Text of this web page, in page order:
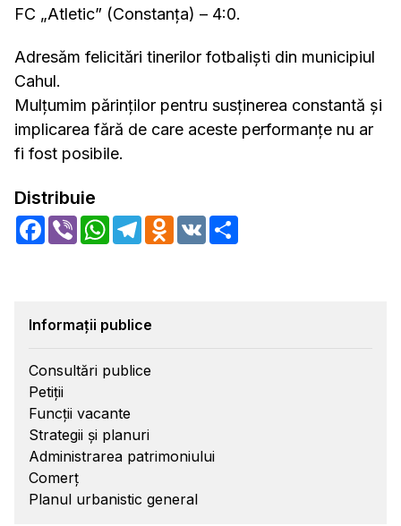
FC „Atletic” (Constanța) – 4:0.
Adresăm felicitări tinerilor fotbaliști din municipiul
Cahul.
Mulțumim părinților pentru susținerea constantă și
implicarea fără de care aceste performanțe nu ar
fi fost posibile.
Distribuie
Facebook
Viber WhatsApp
TelegramOdnoklassniki
VK
Informații publice
Consultări publice
Petiții
Funcții vacante
Strategii și planuri
Administrarea patrimoniului
Comerț
Planul urbanistic general